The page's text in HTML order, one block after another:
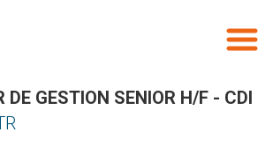
DE GESTION SENIOR H/F - CDI